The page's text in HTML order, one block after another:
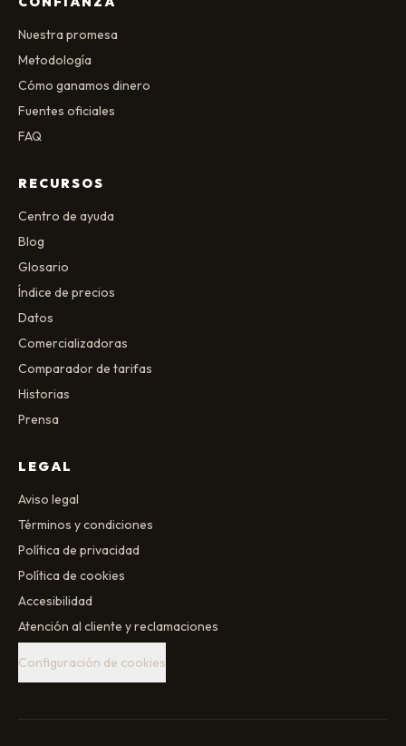
Nuestra promesa
Metodología
Cómo ganamos dinero
Fuentes oficiales
FAQ
RECURSOS
Centro de ayuda
Blog
Glosario
Índice de precios
Datos
Comercializadoras
Comparador de tarifas
Historias
Prensa
LEGAL
Aviso legal
Términos y condiciones
Política de privacidad
Política de cookies
Accesibilidad
Atención al cliente y reclamaciones
Configuración de cookies